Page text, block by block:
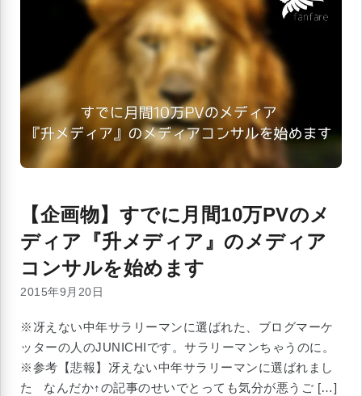
【企画物】すでに月間10万PVのメ
ディア『升メディア』のメディア
コンサルを始めます
2015年9月20日
※冴えない中年サラリーマンに選ばれた、ブログマーケ
ッターの人のJUNICHIです。サラリーマンちゃうのに。
※参考【悲報】冴えない中年サラリーマンに選ばれまし
た なんだか↑の記事のせいでとっても気分が悪うご […]